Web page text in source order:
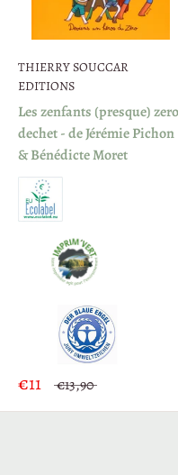
THIERRY SOUCCAR
EDITIONS
Les zenfants (presque) zero
dechet - de Jérémie Pichon
& Bénédicte Moret
€11 €13,90